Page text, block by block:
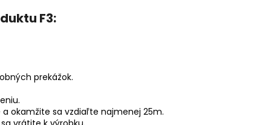
F3:
prekážok.
okamžite sa vzdiaľte najmenej 25m.